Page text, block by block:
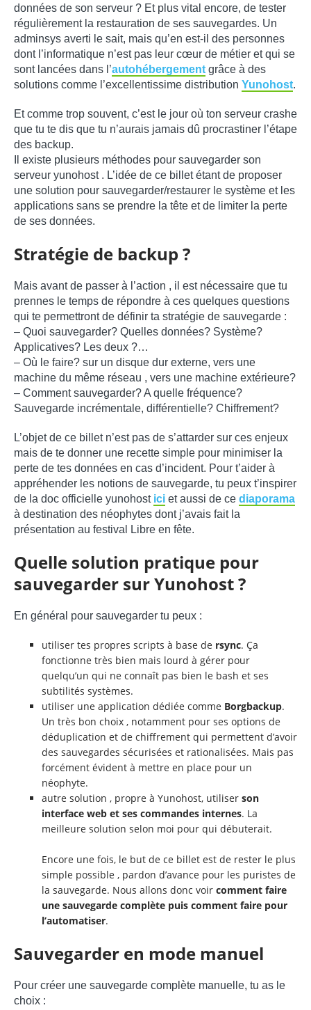
données de son serveur ? Et plus vital encore, de tester
régulièrement la restauration de ses sauvegardes. Un
adminsys averti le sait, mais qu’en est-il des personnes
dont l’informatique n’est pas leur cœur de métier et qui se
sont lancées dans l’autohébergement grâce à des
solutions comme l’excellentissime distribution Yunohost.
Et comme trop souvent, c’est le jour où ton serveur crashe
que tu te dis que tu n’aurais jamais dû procrastiner l’étape
des backup.
Il existe plusieurs méthodes pour sauvegarder son
serveur yunohost . L’idée de ce billet étant de proposer
une solution pour sauvegarder/restaurer le système et les
applications sans se prendre la tête et de limiter la perte
de ses données.
Stratégie de backup ?
Mais avant de passer à l’action , il est nécessaire que tu
prennes le temps de répondre à ces quelques questions
qui te permettront de définir ta stratégie de sauvegarde :
– Quoi sauvegarder? Quelles données? Système?
Applicatives? Les deux ?…
– Où le faire? sur un disque dur externe, vers une
machine du même réseau , vers une machine extérieure?
– Comment sauvegarder? A quelle fréquence?
Sauvegarde incrémentale, différentielle? Chiffrement?
L’objet de ce billet n’est pas de s’attarder sur ces enjeux
mais de te donner une recette simple pour minimiser la
perte de tes données en cas d’incident. Pour t’aider à
appréhender les notions de sauvegarde, tu peux t’inspirer
de la doc officielle yunohost ici et aussi de ce diaporama
à destination des néophytes dont j’avais fait la
présentation au festival Libre en fête.
Quelle solution pratique pour
sauvegarder sur Yunohost ?
En général pour sauvegarder tu peux :
utiliser tes propres scripts à base de rsync. Ça
fonctionne très bien mais lourd à gérer pour
quelqu’un qui ne connaît pas bien le bash et ses
subtilités systèmes.
utiliser une application dédiée comme Borgbackup.
Un très bon choix , notamment pour ses options de
déduplication et de chiffrement qui permettent d’avoir
des sauvegardes sécurisées et rationalisées. Mais pas
forcément évident à mettre en place pour un
néophyte.
autre solution , propre à Yunohost, utiliser son
interface web et ses commandes internes. La
meilleure solution selon moi pour qui débuterait.
Encore une fois, le but de ce billet est de rester le plus
simple possible , pardon d’avance pour les puristes de
la sauvegarde. Nous allons donc voir comment faire
une sauvegarde complète puis comment faire pour
l’automatiser.
Sauvegarder en mode manuel
Pour créer une sauvegarde complète manuelle, tu as le
choix :